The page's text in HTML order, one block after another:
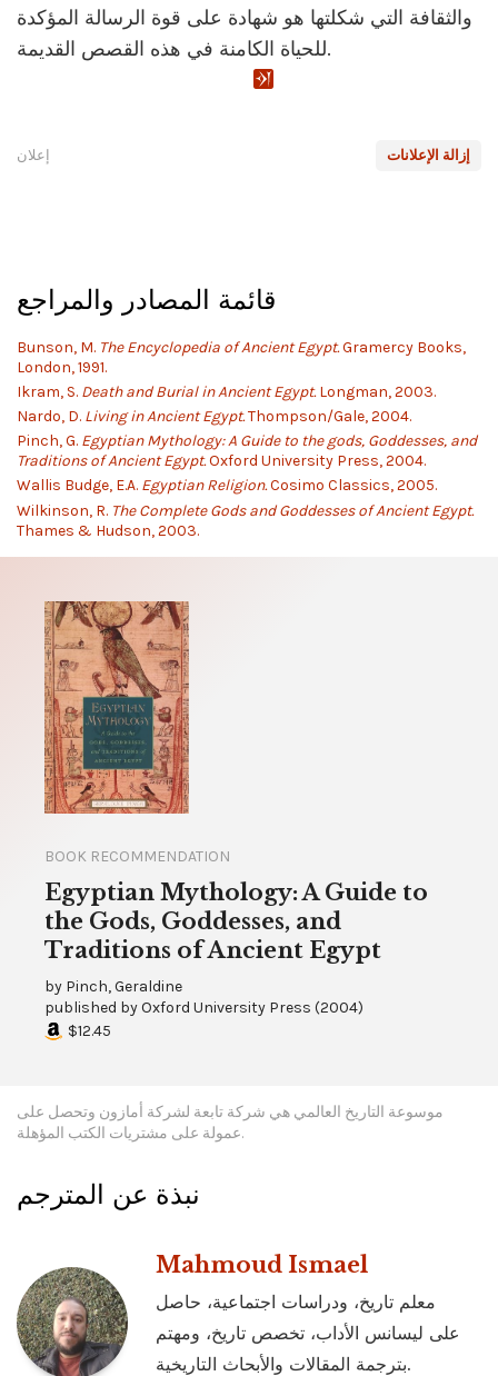
والثقافة التي شكلتها هو شهادة على قوة الرسالة المؤكدة
للحياة الكامنة في هذه القصص القديمة.
إزالة الإعلانات إعلان
قائمة المصادر والمراجع
Bunson, M. The Encyclopedia of Ancient Egypt.Gramercy Books,
London, 1991.
Ikram, S. Death and Burial in Ancient Egypt.Longman, 2003.
Nardo, D. Living in Ancient Egypt.Thompson/Gale, 2004.
Pinch, G. Egyptian Mythology: A Guide to the gods, Goddesses, and
Traditions of Ancient Egypt.Oxford University Press, 2004.
Wallis Budge, E.A. Egyptian Religion.Cosimo Classics, 2005.
Wilkinson, R. The Complete Gods and Goddesses of Ancient Egypt.
Thames & Hudson, 2003.
BOOK RECOMMENDATION
Egyptian Mythology: A Guide to
the Gods, Goddesses, and
Traditions of Ancient Egypt
by Pinch, Geraldine
published byOxford University Press (2004)
$12.45
موسوعة التاريخ العالمي هي شركة تابعة لشركة أمازون وتحصل على
عمولة على مشتريات الكتب المؤهلة.
نبذة عن المترجم
Mahmoud Ismael
معلم تاريخ، ودراسات اجتماعية، حاصل
على ليسانس الأداب، تخصص تاريخ، ومهتم
بترجمة المقالات والأبحاث التاريخية.